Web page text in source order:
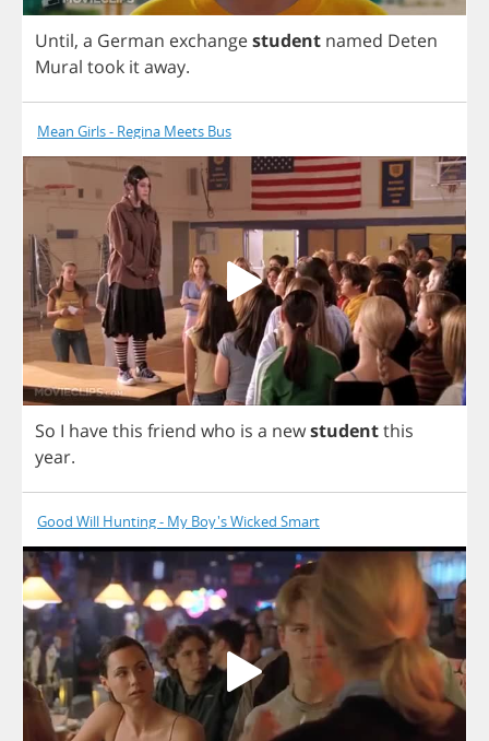
Until, a German exchangestudent named Deten
Mural took itaway.
Mean Girls - Regina Meets Bus
So I havethis friend who is a newstudentthis
year.
Good Will Hunting - My Boy's Wicked Smart